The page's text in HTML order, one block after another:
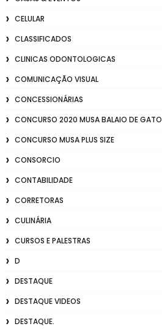
CELULAR
CLASSIFICADOS
CLINICAS ODONTOLOGICAS
COMUNICAÇÃO VISUAL
CONCESSIONÁRIAS
CONCURSO 2020 MUSA BALAIO DE GATO
CONCURSO MUSA PLUS SIZE
CONSORCIO
CONTABILIDADE
CORRETORAS
CULINÁRIA
CURSOS E PALESTRAS
D
DESTAQUE
DESTAQUE VIDEOS
DESTAQUE.